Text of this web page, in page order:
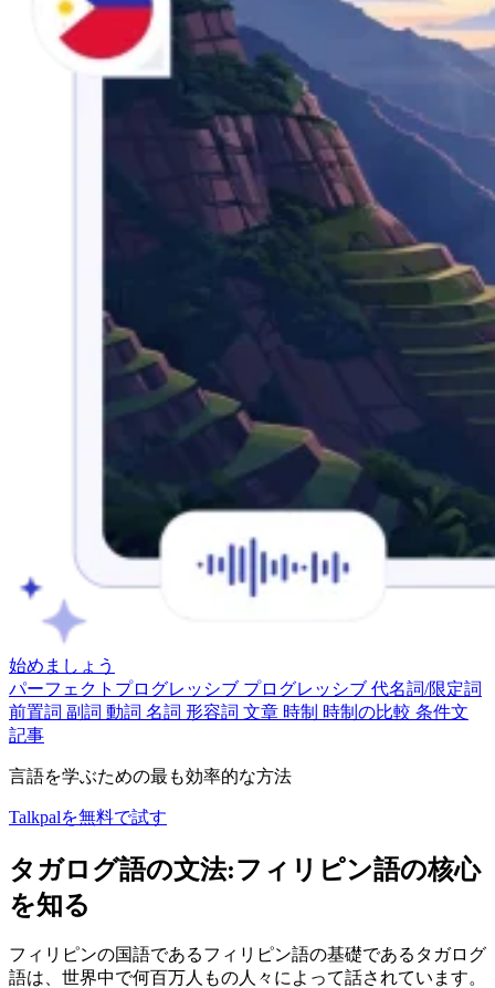
始めましょう
パーフェクトプログレッシブ プログレッシブ 代名詞/限定詞
前置詞 副詞 動詞 名詞 形容詞 文章 時制 時制の比較 条件文
記事
言語を学ぶための最も効率的な方法
Talkpalを無料で試す
タガログ語の文法:フィリピン語の核心
を知る
フィリピンの国語であるフィリピン語の基礎であるタガログ
語は、世界中で何百万人もの人々によって話されています。